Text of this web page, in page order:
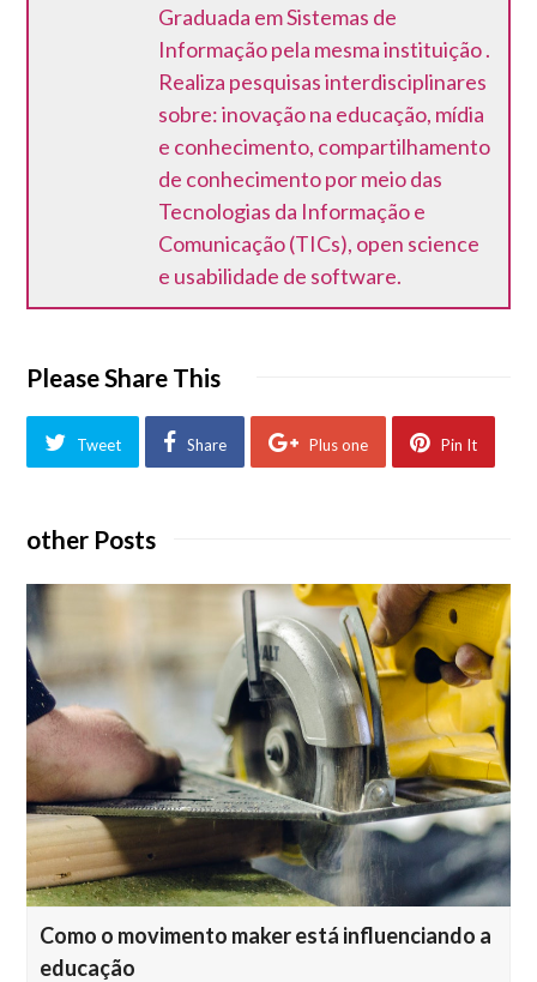
Graduada em Sistemas de
Informação pela mesma instituição .
Realiza pesquisas interdisciplinares
sobre: inovação na educação, mídia
e conhecimento, compartilhamento
de conhecimento por meio das
Tecnologias da Informação e
Comunicação (TICs), open science
e usabilidade de software.
Please Share This
Tweet Share Plus one Pin It
other Posts
Como o movimento maker está influenciando a
educação